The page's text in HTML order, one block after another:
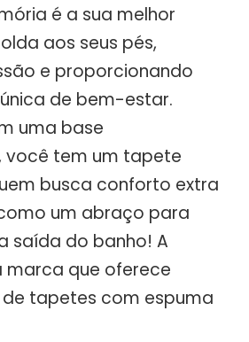
é a sua melhor
aos seus pés,
e proporcionando
de bem-estar.
uma base
você tem um tapete
busca conforto extra
um abraço para
saída do banho! A
marca que oferece
tapetes com espuma